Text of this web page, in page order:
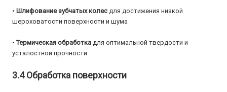
•Шлифование зубчатых колес для достижения низкой
шероховатости поверхности и шума
•Термическая обработка для оптимальной твердости и
усталостной прочности
3.4 Обработка поверхности